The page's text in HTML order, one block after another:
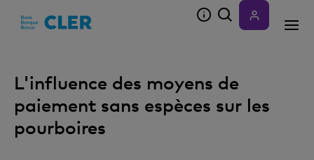
L'influence des moyens de
paiement sans espèces sur les
pourboires